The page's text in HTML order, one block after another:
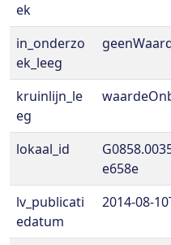
ek
in_onderzo
ek_leeg
kruinlijn_le
eg
lokaal_id
e658e
lv_publicati
edatum
2014-08-